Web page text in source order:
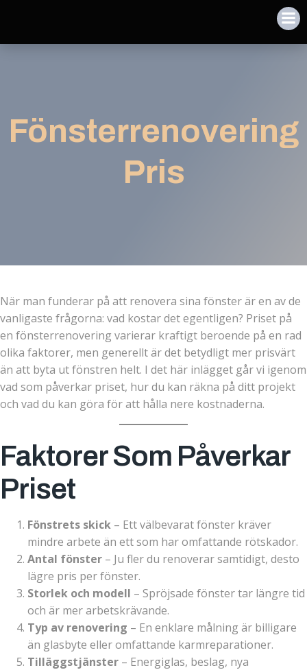
Fönsterrenovering
Pris
När man funderar på att renovera sina fönster är en av de
vanligaste frågorna: vad kostar det egentligen? Priset på
en fönsterrenovering varierar kraftigt beroende på en rad
olika faktorer, men generellt är det betydligt mer prisvärt
än att byta ut fönstren helt. I det här inlägget går vi igenom
vad som påverkar priset, hur du kan räkna på ditt projekt
och vad du kan göra för att hålla nere kostnaderna.
Faktorer Som Påverkar
Priset
Fönstrets skick – Ett välbevarat fönster kräver
mindre arbete än ett som har omfattande rötskador.
Antal fönster – Ju fler du renoverar samtidigt, desto
lägre pris per fönster.
Storlek och modell – Spröjsade fönster tar längre tid
och är mer arbetskrävande.
Typ av renovering – En enklare målning är billigare
än glasbyte eller omfattande karmreparationer.
Tilläggstjänster – Energiglas, beslag, nya